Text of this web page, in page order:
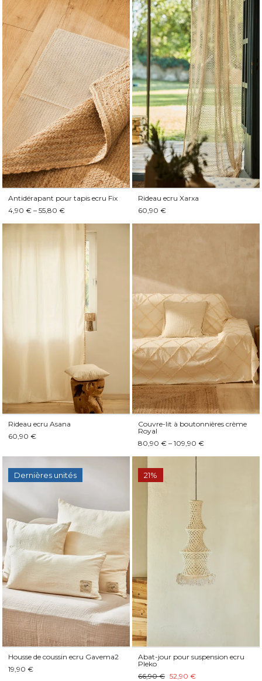
Antidérapant pour tapis ecru Fix
4,90 € – 55,80 €
Rideau ecru Xarxa
60,90 €
Rideau ecru Asana
60,90 €
Couvre-lit à boutonnières crème
Royal
80,90 € – 109,90 €
Dernières unités
Housse de coussin ecru Gavema2
19,90 €
21%
Abat-jour pour suspension ecru
Pleko
66,90 € 52,90 €